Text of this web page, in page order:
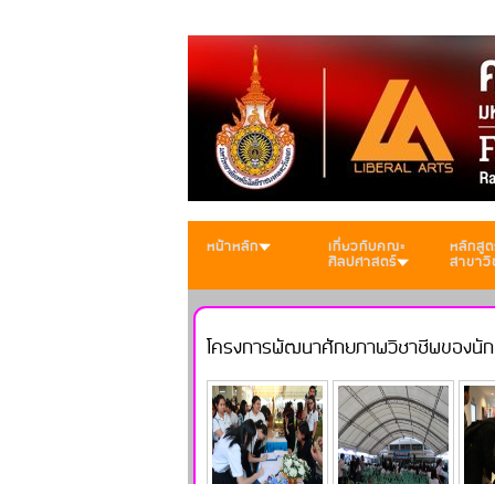
หน้าหลัก เกี่ยวกับคณะ
ศิลปศาสตร์
หลักสูต
สาขา
โครงการพัฒนาศักยภาพวิชาชีพของ